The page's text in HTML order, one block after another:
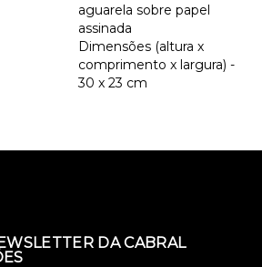
aguarela sobre papel
assinada
Dimensões (altura x
comprimento x largura) -
30 x 23 cm
DA CABRAL